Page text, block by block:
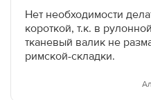
Нет необходимости
короткой, т.к. в
тканевый валик не
римской-складки.